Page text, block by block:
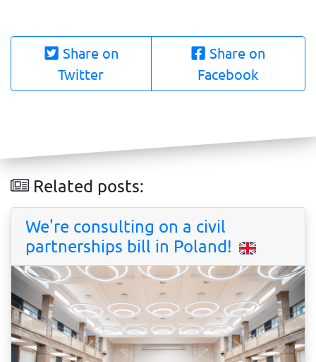
Share on
Twitter
Share on
Facebook
Related posts:
We're consulting on a civil
partnerships bill in Poland!